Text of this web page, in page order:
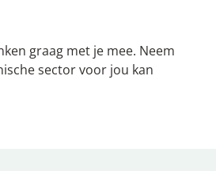
graag met je mee. Neem
sector voor jou kan